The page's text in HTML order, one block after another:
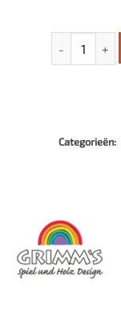
Grote
Categorieën: